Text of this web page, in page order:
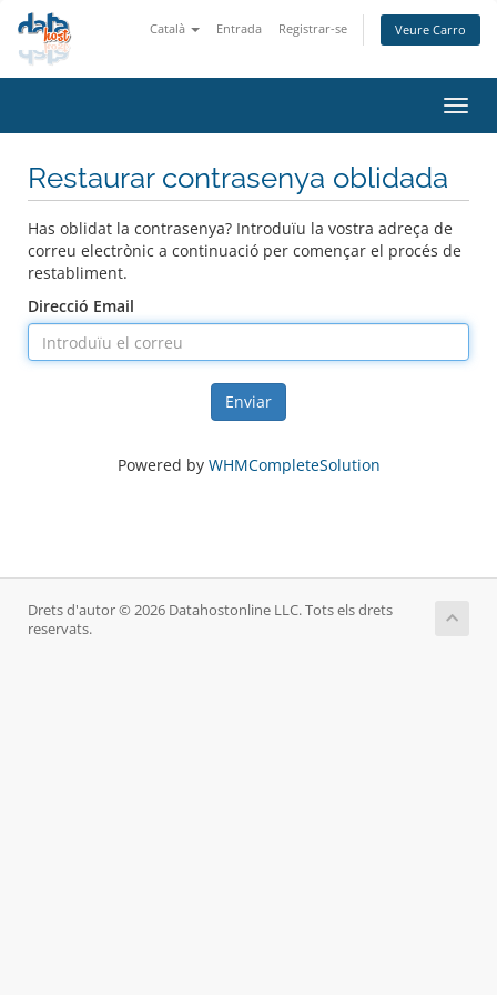
Català Entrada Registrar-se Veure Carro
la
Restaurar contrasenya oblidada
Has oblidat la contrasenya? Introduïu la vostra adreça de
correu electrònic a continuació per començar el procés de
restabliment.
Direcció Email
Enviar
Powered by WHMCompleteSolution
Drets d'autor © 2026 Datahostonline LLC. Tots els drets
reservats.